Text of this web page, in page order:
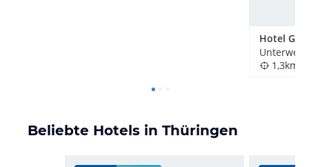
1,3km
Beliebte Hotels in Thüringen